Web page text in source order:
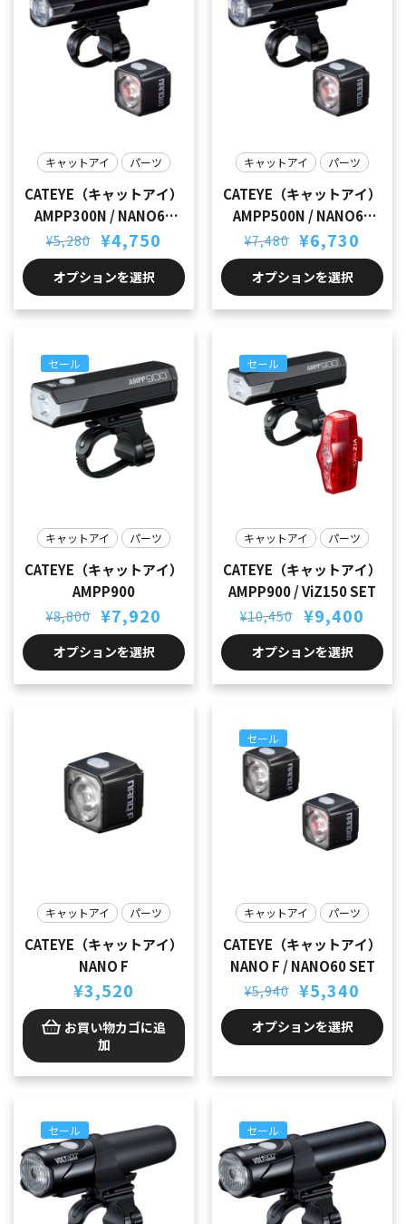
キャットアイ パーツ
CATEYE（キャットアイ）
AMPP300N / NANO60
SET
¥5,280 元
の
価
格
は
¥5,280
た。
¥4,750
現
在
の
価
格
は
す。
オプションを選択
キャットアイ パーツ
CATEYE（キャットアイ）
AMPP500N / NANO60
SET
¥7,480 元
の
価
格
は
¥7,480
し
た。
¥6,730
現
在
の
価
格
は
で
す。
オプションを選択
セール
キャットアイ パーツ
CATEYE（キャットアイ）
AMPP900
¥8,800 元
の
価
格
は
¥8,800
¥7,920
現
在
の
価
格
は
オプションを選択
セール
キャットアイ パーツ
CATEYE（キャットアイ）
AMPP900 / ViZ150 SET
¥10,450 元
の
価
格
は
¥10,450
¥9,400
現
在
の
価
格
は
オプションを選択
キャットアイ パーツ
CATEYE（キャットアイ）
NANO F
¥3,520
お買い物カゴに追
加
セール
キャットアイ パーツ
CATEYE（キャットアイ）
NANO F / NANO60 SET
¥5,940 元
の
価
格
¥5,940
で
¥5,340
現
在
の
価
は
¥5,340
オプションを選択
セール セール